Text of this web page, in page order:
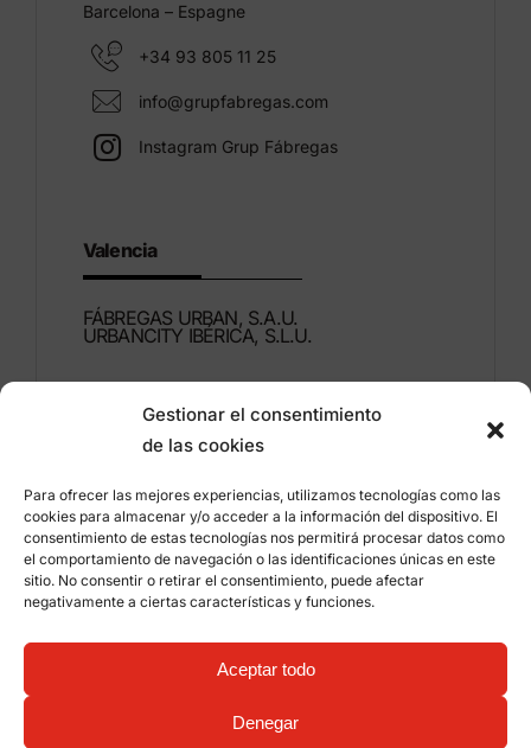
Gestionar el consentimiento
de las cookies
Para ofrecer las mejores experiencias, utilizamos tecnologías como las
cookies para almacenar y/o acceder a la información del dispositivo. El
consentimiento de estas tecnologías nos permitirá procesar datos como
el comportamiento de navegación o las identificaciones únicas en este
sitio. No consentir o retirar el consentimiento, puede afectar
negativamente a ciertas características y funciones.
Aceptar todo
Denegar
Barcelona – Espagne
+34 93 805 11 25
info@grupfabregas.com
Instagram Grup Fábregas
Valencia
FÁBREGAS URBAN, S.A.U.
URBANCITY IBÉRICA, S.L.U.
46960 ALDAIA
Valencia – Espagne
+34 96 151 53 44
info@grupfabregas.com
Grup Fábregas
Accès concessionnaire
Avis légal
Politique de confidentialité
Informations sur les cookies
mobiliers urbains ECO Friendly –
qualitystudio